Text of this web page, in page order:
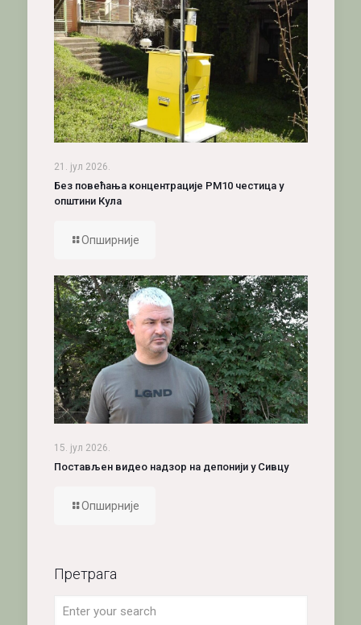
21. јул 2026.
Без повећања концентрације PM10 честица у
општини Кула
Опширније
15. јул 2026.
Постављен видео надзор на депонији у Сивцу
Опширније
Претрага